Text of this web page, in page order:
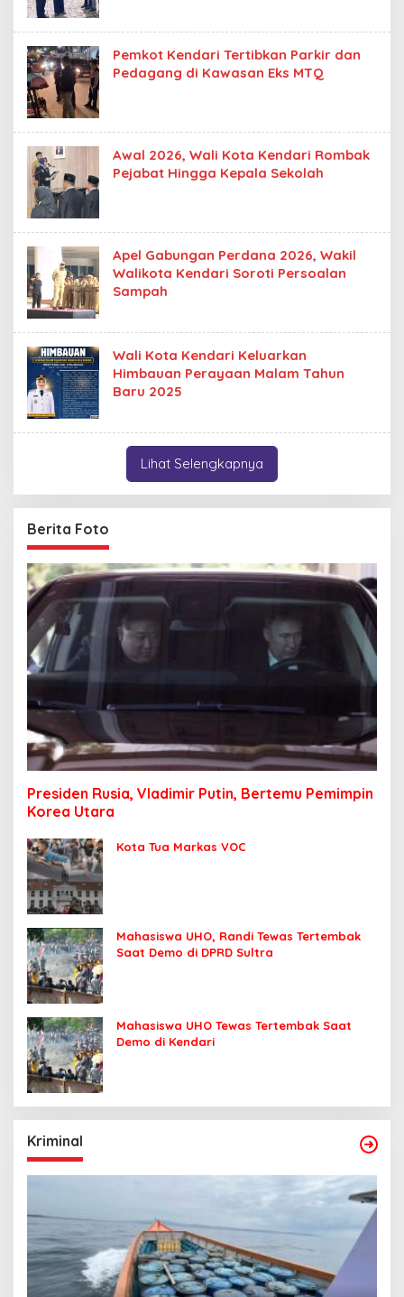
Pemkot Kendari Tertibkan Parkir dan
Pedagang di Kawasan Eks MTQ
Awal 2026, Wali Kota Kendari Rombak
Pejabat Hingga Kepala Sekolah
Apel Gabungan Perdana 2026, Wakil
Walikota Kendari Soroti Persoalan
Sampah
Wali Kota Kendari Keluarkan
Himbauan Perayaan Malam Tahun
Baru 2025
Lihat Selengkapnya
Berita Foto
Presiden Rusia, Vladimir Putin, Bertemu Pemimpin
Korea Utara
Kota Tua Markas VOC
Mahasiswa UHO, Randi Tewas Tertembak
Saat Demo di DPRD Sultra
Mahasiswa UHO Tewas Tertembak Saat
Demo di Kendari
Kriminal